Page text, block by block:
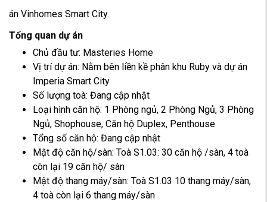
án Vinhomes Smart City.
Tổng quan dự án
Chủ đầu tư: Masteries Home
Vị trí dự án: Nằm bên liền kề phân khu Ruby và dự án
Imperia Smart City
Số lượng toà: Đang cập nhật
Loại hình căn hộ: 1 Phòng ngủ, 2 Phòng Ngủ, 3 Phòng
Ngủ, Shophouse, Căn hộ Duplex, Penthouse
Tổng số căn hộ: Đang cập nhật
Mật độ căn hộ/sàn: Toà S1.03: 30 căn hộ /sàn, 4 toà
còn lại 19 căn hộ/ sàn
Mật độ thang máy/sàn: Toà S1.03 10 thang máy/sàn,
4 toà còn lại 6 thang máy/sàn